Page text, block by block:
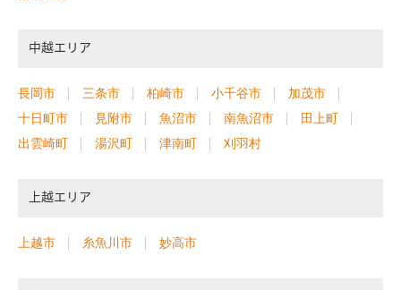
中越エリア
長岡市 三条市 柏崎市 小千谷市
加茂市
十日町市
見附市 魚沼市 南魚沼市
田上町
出雲崎町
湯沢町 津南町 刈羽村
上越エリア
上越市 糸魚川市 妙高市